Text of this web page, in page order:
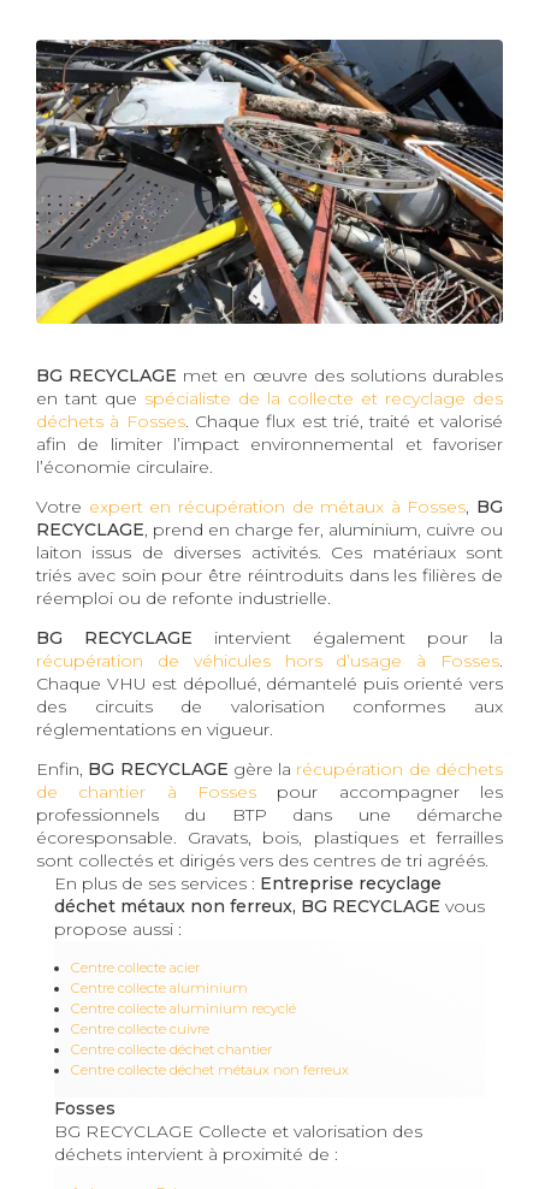
BG RECYCLAGE met en œuvre des solutions durables
en tant que spécialiste de la collecte et recyclage des
déchets à Fosses. Chaque flux est trié, traité et valorisé
afin de limiter l’impact environnemental et favoriser
l’économie circulaire.
Votre expert en récupération de métaux à Fosses, BG
RECYCLAGE, prend en charge fer, aluminium, cuivre ou
laiton issus de diverses activités. Ces matériaux sont
triés avec soin pour être réintroduits dans les filières de
réemploi ou de refonte industrielle.
BG RECYCLAGE intervient également pour la
récupération de véhicules hors d’usage à Fosses.
Chaque VHU est dépollué, démantelé puis orienté vers
des circuits de valorisation conformes aux
réglementations en vigueur.
Enfin, BG RECYCLAGE gère la récupération de déchets
de chantier à Fosses pour accompagner les
professionnels du BTP dans une démarche
écoresponsable. Gravats, bois, plastiques et ferrailles
sont collectés et dirigés vers des centres de tri agréés.
En plus de ses services : Entreprise recyclage
déchet métaux non ferreux, BG RECYCLAGE vous
propose aussi :
Centre collecte acier
Centre collecte aluminium
Centre collecte aluminium recyclé
Centre collecte cuivre
Centre collecte déchet chantier
Centre collecte déchet métaux non ferreux
Fosses
BG RECYCLAGE Collecte et valorisation des
déchets intervient à proximité de :